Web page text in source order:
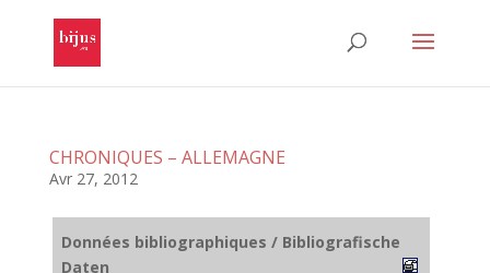
CHRONIQUES – ALLEMAGNE
Avr 27, 2012
Données bibliographiques / Bibliografische
Daten